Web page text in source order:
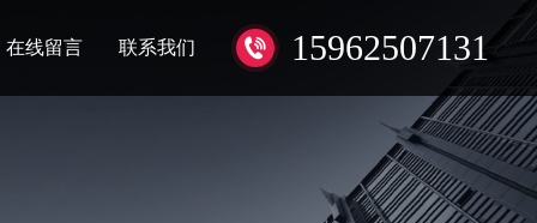
15962507131
在线留言 联系我们